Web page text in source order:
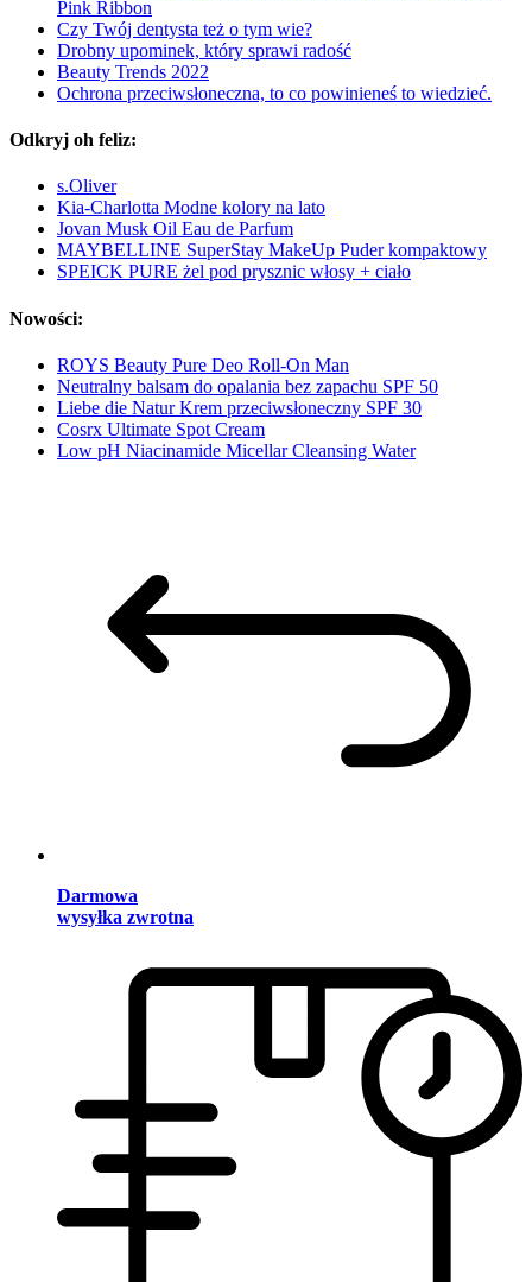
Pink Ribbon
Czy Twój dentysta też o tym wie?
Drobny upominek, który sprawi radość
Beauty Trends 2022
Ochrona przeciwsłoneczna, to co powinieneś to wiedzieć.
Odkryj oh feliz:
s.Oliver
Kia-Charlotta Modne kolory na lato
Jovan Musk Oil Eau de Parfum
MAYBELLINE SuperStay MakeUp Puder kompaktowy
SPEICK PURE żel pod prysznic włosy + ciało
Nowości:
ROYS Beauty Pure Deo Roll-On Man
Neutralny balsam do opalania bez zapachu SPF 50
Liebe die Natur Krem przeciwsłoneczny SPF 30
Cosrx Ultimate Spot Cream
Low pH Niacinamide Micellar Cleansing Water
Darmowa
wysyłka zwrotna